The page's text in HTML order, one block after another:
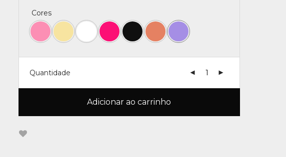
Cores
Quantidade
Adicionar ao carrinho